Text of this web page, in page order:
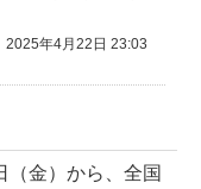
2025年4月22日 23:03
（金）から、全国